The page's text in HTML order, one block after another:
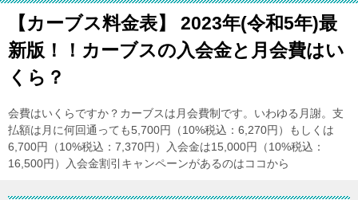
【カーブス料金表】 2023年(令和5年)最
新版！！カーブスの入会金と月会費はい
くら？
会費はいくらですか？カーブスは月会費制です。いわゆる月謝。支
払額は月に何回通っても5,700円（10%税込：6,270円）もしくは
6,700円（10%税込：7,370円）入会金は15,000円（10%税込：
16,500円）入会金割引キャンペーンがあるのはココから